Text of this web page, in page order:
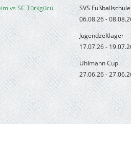
vs SC Türkgücü
SVS
06.08.26 -
Jugendzeltlager
17.07.26 -
Uhlmann Cup
27.06.26 -